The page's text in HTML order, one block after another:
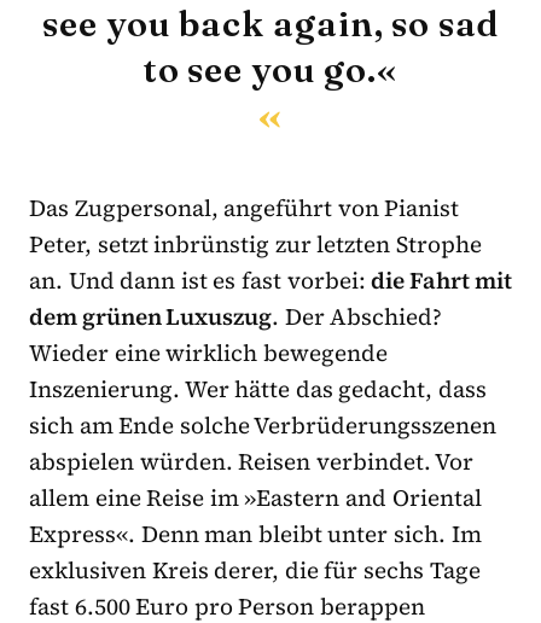
see you back again, so sad
to see you go.«
Das Zugpersonal, angeführt von Pianist
Peter, setzt inbrünstig zur letzten Strophe
an. Und dann ist es fast vorbei:die Fahrt mit
dem grünen Luxuszug. Der Abschied?
Wieder eine wirklich bewegende
Inszenierung. Wer hätte das gedacht, dass
sich am Ende solche Verbrüderungsszenen
abspielen würden. Reisen verbindet. Vor
allem eine Reise im »Eastern and Oriental
Express«. Denn man bleibt unter sich. Im
exklusiven Kreis derer, die für sechs Tage
fast 6.500 Euro pro Person berappen